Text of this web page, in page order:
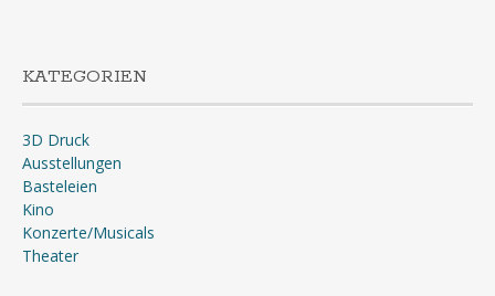
KATEGORIEN
3D Druck
Ausstellungen
Basteleien
Kino
Konzerte/Musicals
Theater